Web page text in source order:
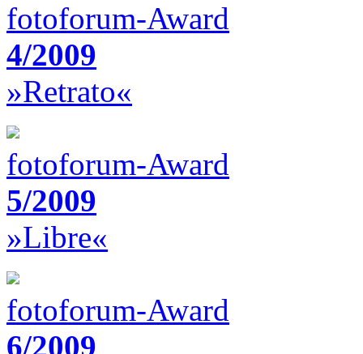
fotoforum-Award
4/2009
»Retrato«
fotoforum-Award
5/2009
»Libre«
fotoforum-Award
6/2009